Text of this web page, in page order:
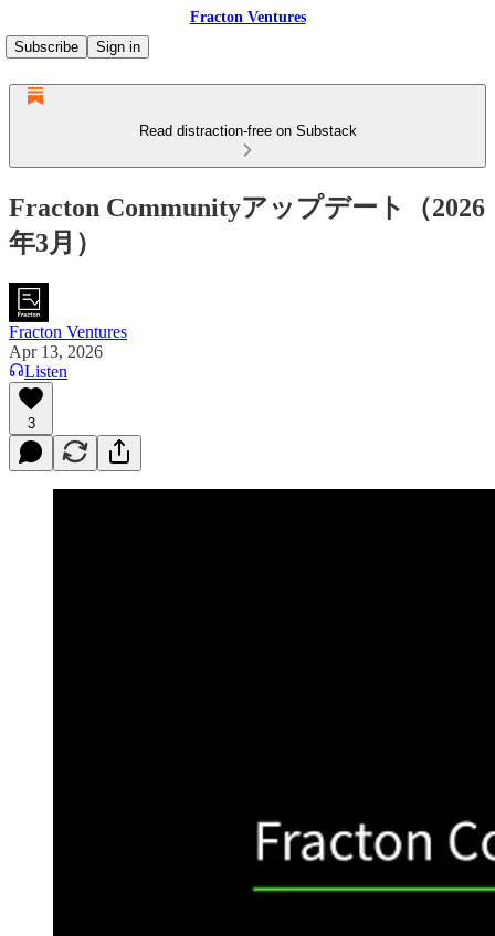
Fracton Ventures
Subscribe
Sign in
Read distraction-free on Substack
Fracton Communityアップデート（2026
年3月）
Fracton Ventures
Apr 13, 2026
Listen
3